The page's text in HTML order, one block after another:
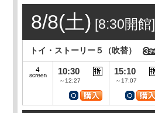
8/8(土) [8:30開館]
トイ・ストーリー５（吹替）
10:30
～12:27
15:10
～17:07